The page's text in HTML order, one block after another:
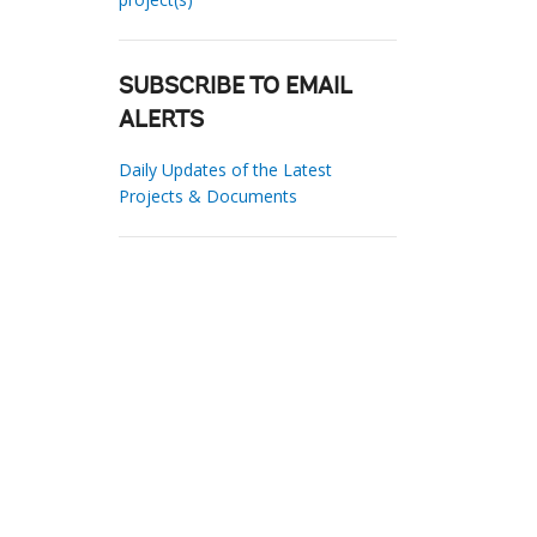
SUBSCRIBE TO EMAIL
ALERTS
Daily Updates of the Latest
Projects & Documents